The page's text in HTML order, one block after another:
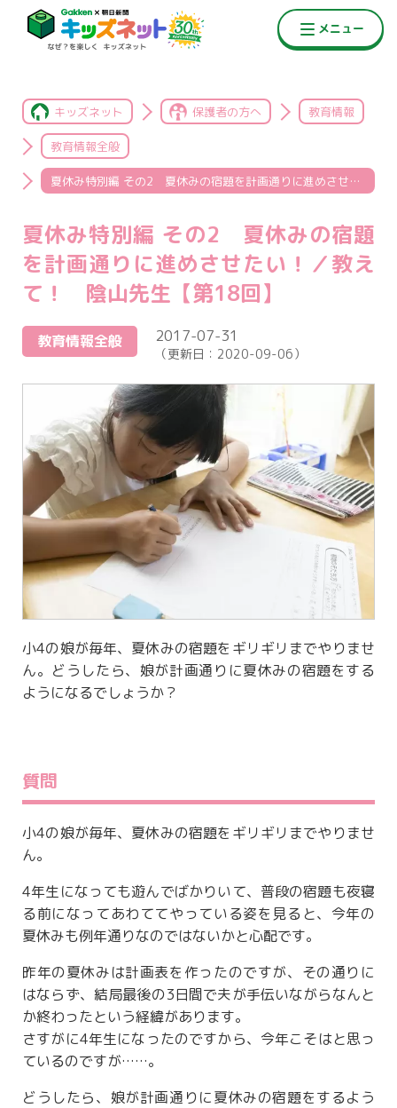
キッズネット 保護者の方へ 教育情報
教育情報全般
夏休み特別編 その2 夏休みの宿題を計画通りに進めさせたい！／教えて！ 陰山先生【第18回】
夏休み特別編 その2 夏休みの宿題
を計画通りに進めさせたい！／教え
て！ 陰山先生【第18回】
教育情報全般 2017-07-31
（更新日： 2020-09-06）
小4の娘が毎年、夏休みの宿題をギリギリまでやりませ
ん。どうしたら、娘が計画通りに夏休みの宿題をする
ようになるでしょうか？
質問
小4の娘が毎年、夏休みの宿題をギリギリまでやりませ
ん。
4年生になっても遊んでばかりいて、普段の宿題も夜寝
る前になってあわててやっている姿を見ると、今年の
夏休みも例年通りなのではないかと心配です。
昨年の夏休みは計画表を作ったのですが、その通りに
はならず、結局最後の3日間で夫が手伝いながらなんと
か終わったという経緯があります。
さすがに4年生になったのですから、今年こそはと思っ
ているのですが……。
どうしたら、娘が計画通りに夏休みの宿題をするよう